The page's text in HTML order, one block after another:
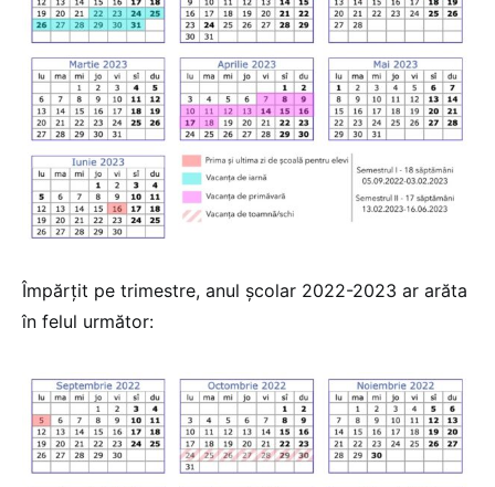
Împărțit pe trimestre, anul școlar 2022-2023 ar arăta
în felul următor: